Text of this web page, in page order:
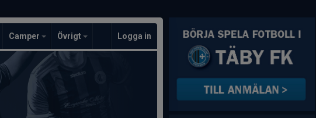
Camper Övrigt Logga in